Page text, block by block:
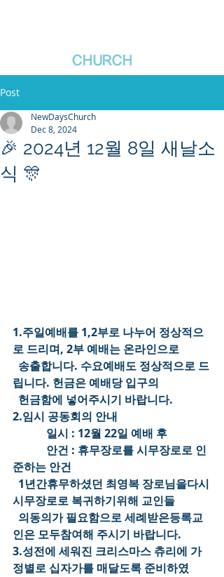
CHURCH
Post
🎉 2024년 12월 8일 새날소
식 🎊
NewDaysChurch
Dec 8, 2024
1.주일예배를 1,2부로 나누어 정상적으
로 드리며, 2부 예배는 온라인으로
송출합니다. 수요예배도 정상적으로 드
립니다. 헌금은 예배당 입구의
헌금함에 넣어주시기 바랍니다.
2.임시 공동회의 안내
일시 : 12월 22일 예배 후
안건 : 휴무장로를 시무장로로 인
준하는 안건
1년간휴무하셨던 최영복 장로님을다시
시무장로로 복귀하기위해 교인들
의동의가 필요함으로 세례받은등록교
인은 모두참여해 주시기 바랍니다.
3.성전에 세워진 크리스마스 츄리에 가
정별로 십자가를 매달도록 준비하였